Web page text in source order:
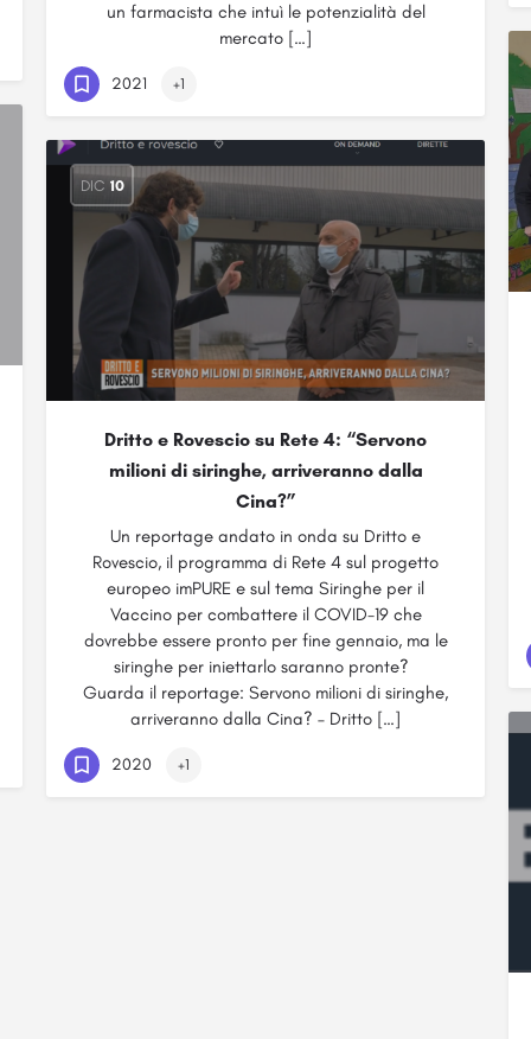
un farmacista che intuì le potenzialità del
mercato […]
2021 +1
DIC 10
Dritto e Rovescio su Rete 4: “Servono
milioni di siringhe, arriveranno dalla
Cina?”
Un reportage andato in onda su Dritto e
Rovescio, il programma di Rete 4 sul progetto
europeo imPURE e sul tema Siringhe per il
Vaccino per combattere il COVID-19 che
dovrebbe essere pronto per fine gennaio, ma le
siringhe per iniettarlo saranno pronte?
Guarda il reportage: Servono milioni di siringhe,
arriveranno dalla Cina? – Dritto […]
2020 +1